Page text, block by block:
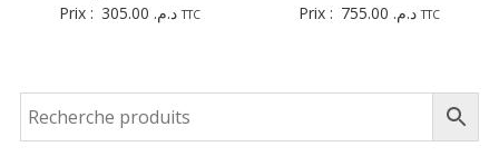
Prix : د.م. TTC Prix : د.م. TTC